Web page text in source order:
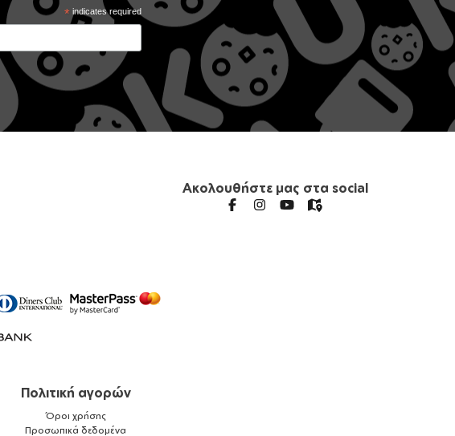
*indicates required
Ακολουθήστε μας στα social
Πολιτική αγορών
Όροι χρήσης
Προσωπικά δεδομένα